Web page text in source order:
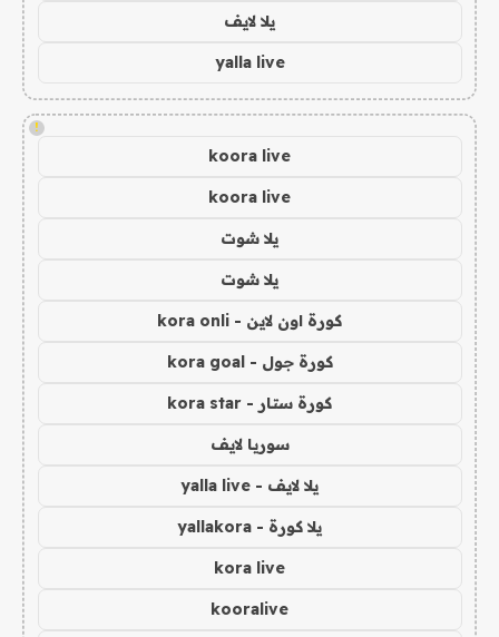
يلا لايف
yalla live
!
koora live
koora live
يلا شوت
يلا شوت
كورة اون لاين - kora onli
كورة جول - kora goal
كورة ستار - kora star
سوريا لايف
يلا لايف - yalla live
يلا كورة - yallakora
kora live
kooralive